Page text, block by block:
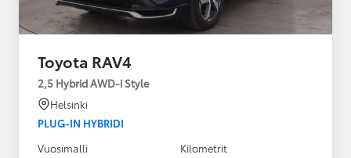
Toyota RAV4
2,5 Hybrid AWD-i Style
Helsinki
PLUG-IN HYBRIDI
Vuosimalli
Kilometrit